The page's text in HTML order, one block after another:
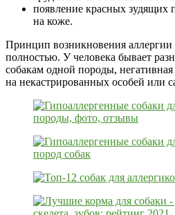
появление красных зудящих
на коже.
Принцип возникновения аллергии
полностью. У человека бывает
собакам одной породы,
на некастрированных особей или